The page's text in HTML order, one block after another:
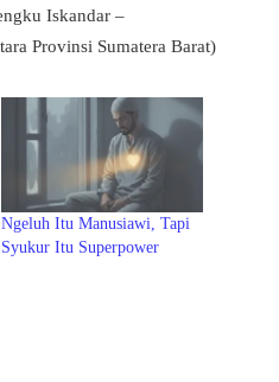
Iskandar –
Provinsi Sumatera Barat)
Ngeluh Itu Manusiawi, Tapi
Syukur Itu Superpower